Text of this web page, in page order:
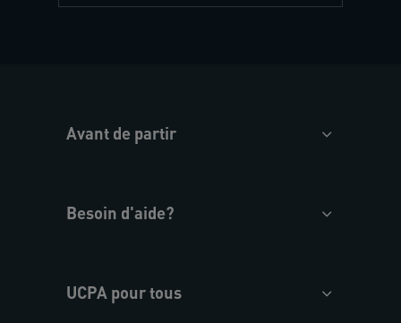
Avant de partir
Besoin d'aide?
UCPA pour tous